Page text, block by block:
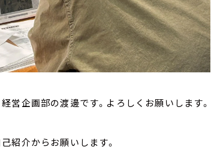
営企画部の渡邊です。よろしくお願いします。
紹介からお願いします。